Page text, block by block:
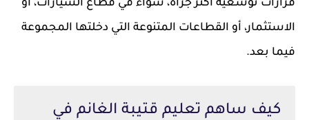
قرارات توسعية أكثر جرأة، سواء في قطاع السيارات، أو
الاستثمار، أو القطاعات المتنوعة التي دخلتها المجموعة
فيما بعد.
كيف ساهم تعليم قتيبة الغانم في